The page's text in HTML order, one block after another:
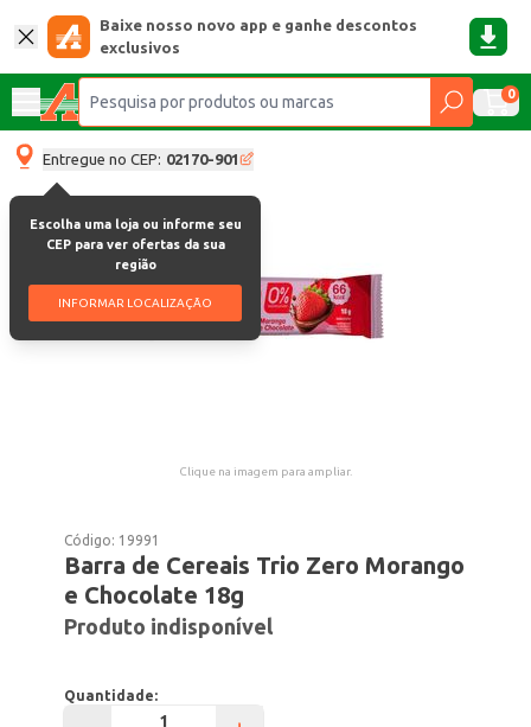
Baixe nosso novo app e ganhe descontos
exclusivos
0
Entregue no CEP: 02170-901
Escolha uma loja ou informe seu
CEP para ver ofertas da sua
região
INFORMAR LOCALIZAÇÃO
Clique na imagem para ampliar.
Código: 19991
Barra de Cereais Trio Zero Morango
e Chocolate 18g
Produto indisponível
Quantidade: